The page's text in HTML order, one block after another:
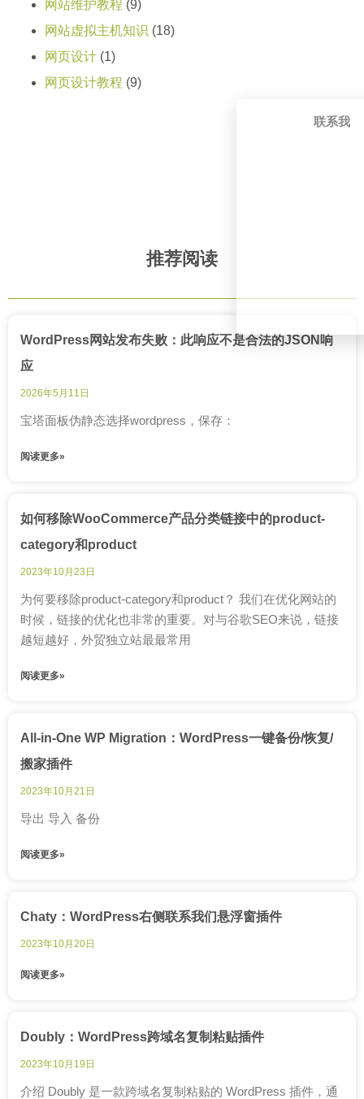
网站维护教程 (9)
网站虚拟主机知识 (18)
网页设计 (1)
网页设计教程 (9)
推荐阅读
WordPress网站发布失败：此响应不是合法的JSON响
应
2026年5月11日
宝塔面板伪静态选择wordpress，保存：
阅读更多»
如何移除WooCommerce产品分类链接中的product-
category和product
2023年10月23日
为何要移除product-category和product？ 我们在优化网站的
时候，链接的优化也非常的重要。对与谷歌SEO来说，链接
越短越好，外贸独立站最最常用
阅读更多»
All-in-One WP Migration：WordPress一键备份/恢复/
搬家插件
2023年10月21日
导出 导入 备份
阅读更多»
Chaty：WordPress右侧联系我们悬浮窗插件
2023年10月20日
阅读更多»
Doubly：WordPress跨域名复制粘贴插件
2023年10月19日
介绍 Doubly 是一款跨域名复制粘贴的 WordPress 插件，通